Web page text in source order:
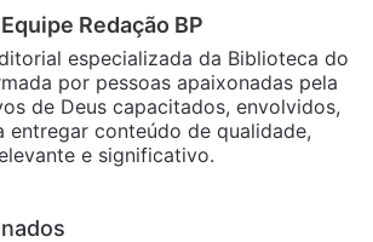
Equipe Redação BP
especializada da Biblioteca do
por pessoas apaixonadas pela
de Deus capacitados, envolvidos,
entregar conteúdo de qualidade,
e significativo.